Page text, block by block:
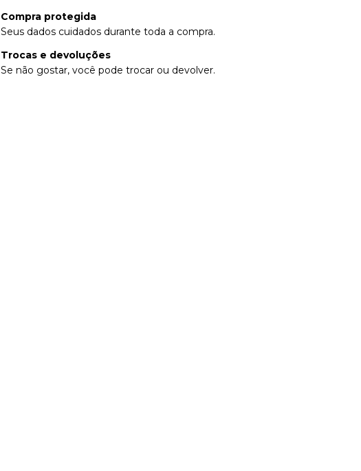
Compra protegida
Seus dados cuidados durante toda a compra.
Trocas e devoluções
Se não gostar, você pode trocar ou devolver.